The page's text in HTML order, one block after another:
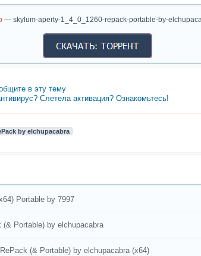
— skylum-aperty-1_4_0_1260-repack-portable-by-
в эту тему
Слетела активация? Ознакомьтесь!
by elchupacabra
Portable by 7997
Portable) by elchupacabra
(& Portable) by elchupacabra (x64)